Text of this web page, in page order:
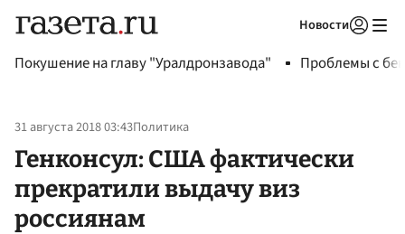
Новости
Покушение на главу "Уралдронзавода" Проблемы с
31 августа 2018 03:43Политика
Генконсул: США фактически
прекратили выдачу виз
россиянам